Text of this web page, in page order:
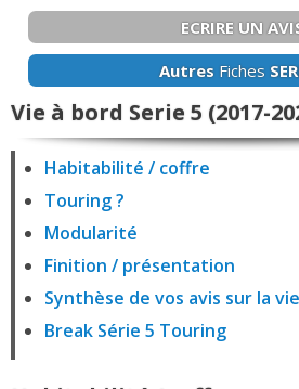
ECRIRE UN
Autres Fiches
Vie à bord Serie 5 (2017-
Habitabilité / coffre
Touring ?
Modularité
Finition / présentation
Synthèse de vos avis sur la
Break Série 5 Touring